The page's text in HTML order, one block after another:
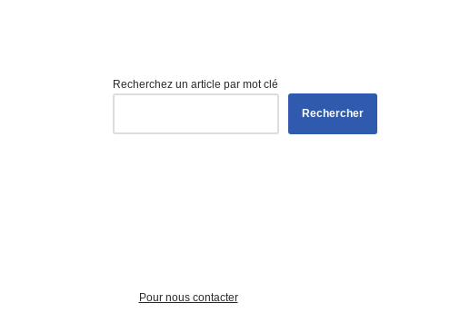
Recherchez un article par mot clé
Rechercher
Pour nous contacter